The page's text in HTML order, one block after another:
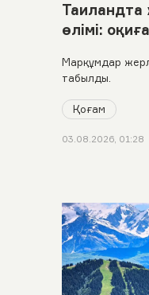
Таиландта
өлімі:
Марқұмдар
табылды.
Қоғам
03.08.2026, 01:28